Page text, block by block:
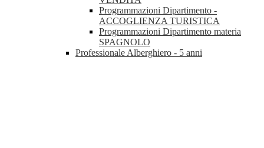
Programmazioni Dipartimento -
ACCOGLIENZA TURISTICA
Programmazioni Dipartimento materia
SPAGNOLO
Professionale Alberghiero - 5 anni